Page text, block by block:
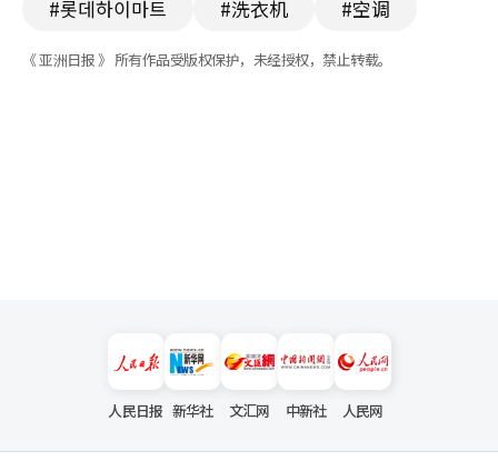
#롯데하이마트 #洗衣机 #空调
《 亚洲日报 》 所有作品受版权保护，未经授权，禁止转载。
人民日报 新华社 文汇网 中新社 人民网